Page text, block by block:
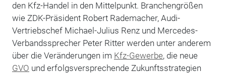
den Kfz-Handel in den Mittelpunkt. Branchengrößen
wie ZDK-Präsident Robert Rademacher, Audi-
Vertriebschef Michael-Julius Renz und Mercedes-
Verbandssprecher Peter Ritter werden unter anderem
über die Veränderungen im Kfz-Gewerbe, die neue
GVO und erfolgsversprechende Zukunftsstrategien